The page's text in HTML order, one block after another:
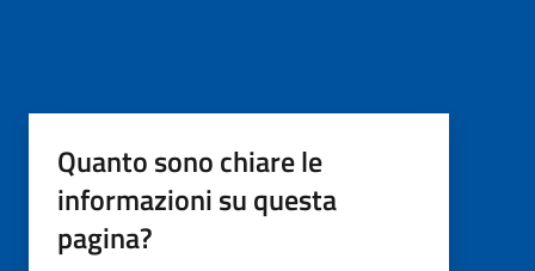
Quanto sono chiare le
informazioni su questa
pagina?